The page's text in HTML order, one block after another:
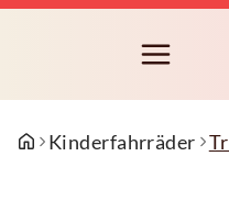
Kinderfahrräder